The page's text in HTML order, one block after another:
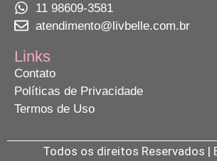
11 98609-3581
atendimento@livbelle.com.br
Links
Contato
Políticas de Privacidade
Termos de Uso
Todos os direitos Reservados |